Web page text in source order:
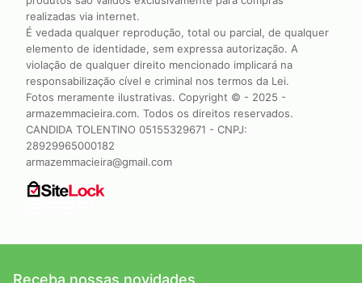
realizadas via internet.
É vedada qualquer reprodução, total ou parcial, de qualquer
elemento de identidade, sem expressa autorização. A
violação de qualquer direito mencionado implicará na
responsabilização cível e criminal nos termos da Lei.
Fotos meramente ilustrativas. Copyright © - 2025 -
armazemmacieira.com. Todos os direitos reservados.
CANDIDA TOLENTINO 05155329671 - CNPJ:
28929965000182
armazemmacieira@gmail.com
Receba nossas novidades